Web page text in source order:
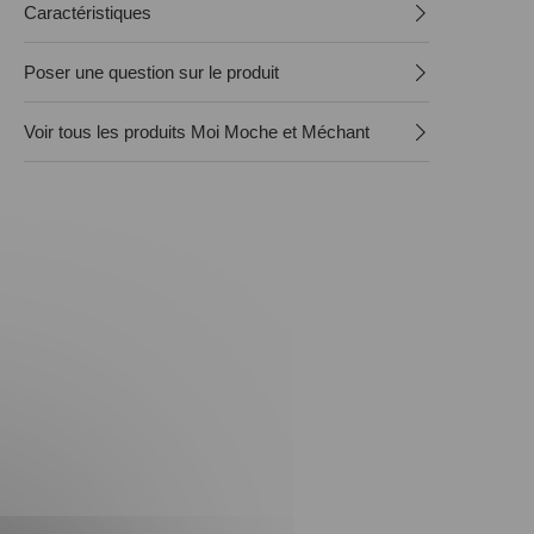
Caractéristiques
Poser une question sur le produit
Voir tous les produits Moi Moche et Méchant